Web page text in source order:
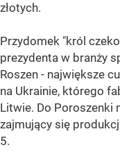
złotych.
Przydomek "król
prezydenta w branży
Roszen - największe
na Ukrainie, którego
Litwie. Do Poroszenki
zajmujący się
5.